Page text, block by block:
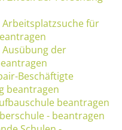
für
der
Beschäftigte
beantragen
beantragen
- beantragen